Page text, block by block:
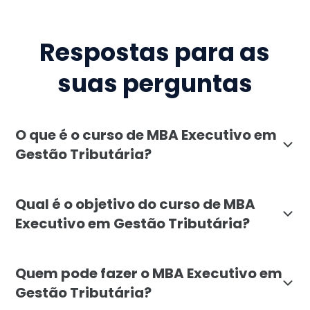
Respostas para as
suas perguntas
O que é o curso de MBA Executivo em
Gestão Tributária?
Qual é o objetivo do curso de MBA
Executivo em Gestão Tributária?
Quem pode fazer o MBA Executivo em
Gestão Tributária?